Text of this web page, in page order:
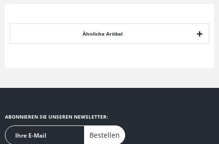
Ähnliche Artikel
ABONNIEREN SIE UNSEREN NEWSLETTER:
Bestellen